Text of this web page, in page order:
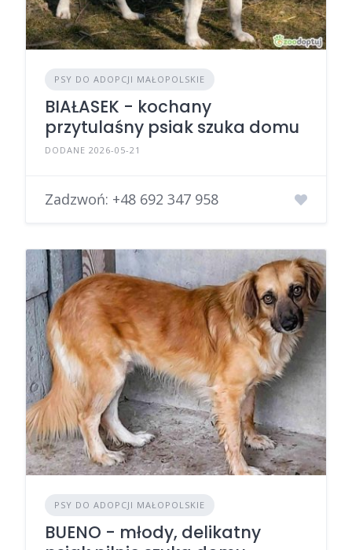
PSY DO ADOPCJI MAŁOPOLSKIE
BIAŁASEK - kochany
przytulaśny psiak szuka domu
DODANE 2026-05-21
Zadzwoń: +48 692 347 958
PSY DO ADOPCJI MAŁOPOLSKIE
BUENO - młody, delikatny